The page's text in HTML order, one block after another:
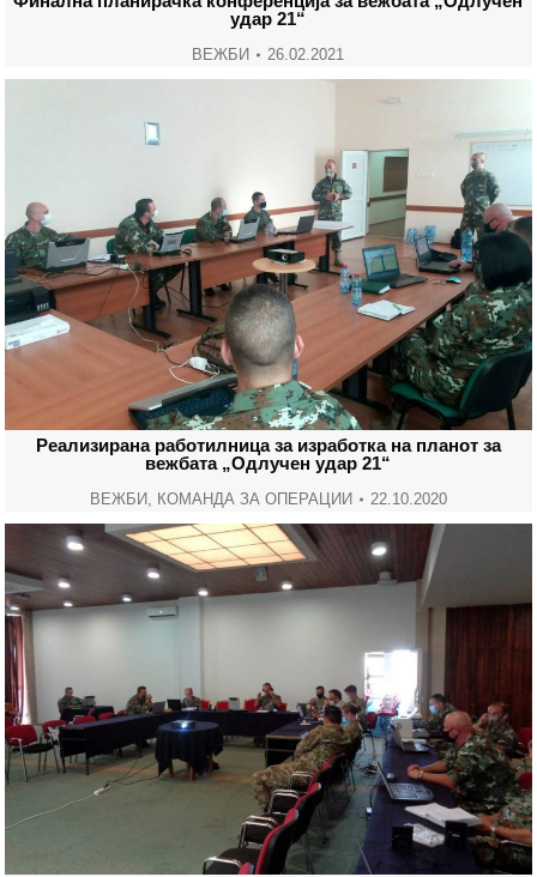
удар 21“
ВЕЖБИ 26.02.2021
Реализирана работилница за изработка на планот за
вежбата „Одлучен удар 21“
ВЕЖБИ, КОМАНДА ЗА ОПЕРАЦИИ 22.10.2020